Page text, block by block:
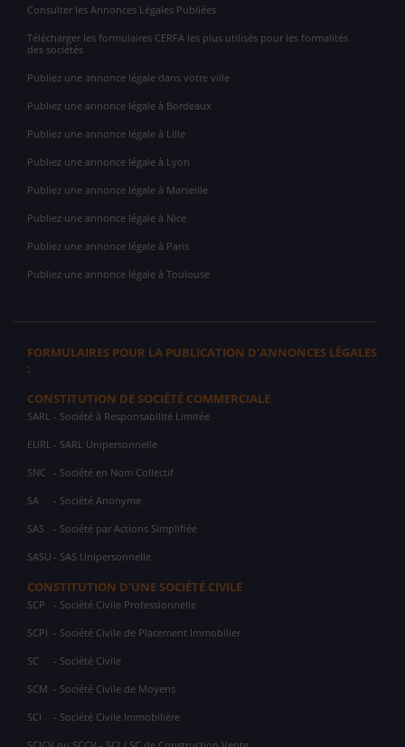
Consulter les Annonces Légales Publiées
Télécharger les formulaires CERFA les plus utilisés pour les formalités
des sociétés
Publiez une annonce légale dans votre ville
Publiez une annonce légale à Bordeaux
Publiez une annonce légale à Lille
Publiez une annonce légale à Lyon
Publiez une annonce légale à Marseille
Publiez une annonce légale à Nice
Publiez une annonce légale à Paris
Publiez une annonce légale à Toulouse
FORMULAIRES POUR LA PUBLICATION D'ANNONCES LÉGALES
:
CONSTITUTION DE SOCIÉTÉ COMMERCIALE
SARL - Société à Responsabilité Limitée
EURL - SARL Unipersonnelle
SNC - Société en Nom Collectif
SA - Société Anonyme
SAS - Société par Actions Simplifiée
SASU - SAS Unipersonnelle
CONSTITUTION D'UNE SOCIÉTÉ CIVILE
SCP - Société Civile Professionnelle
SCPI - Société Civile de Placement Immobilier
SC - Société Civile
SCM - Société Civile de Moyens
SCI - Société Civile Immobilière